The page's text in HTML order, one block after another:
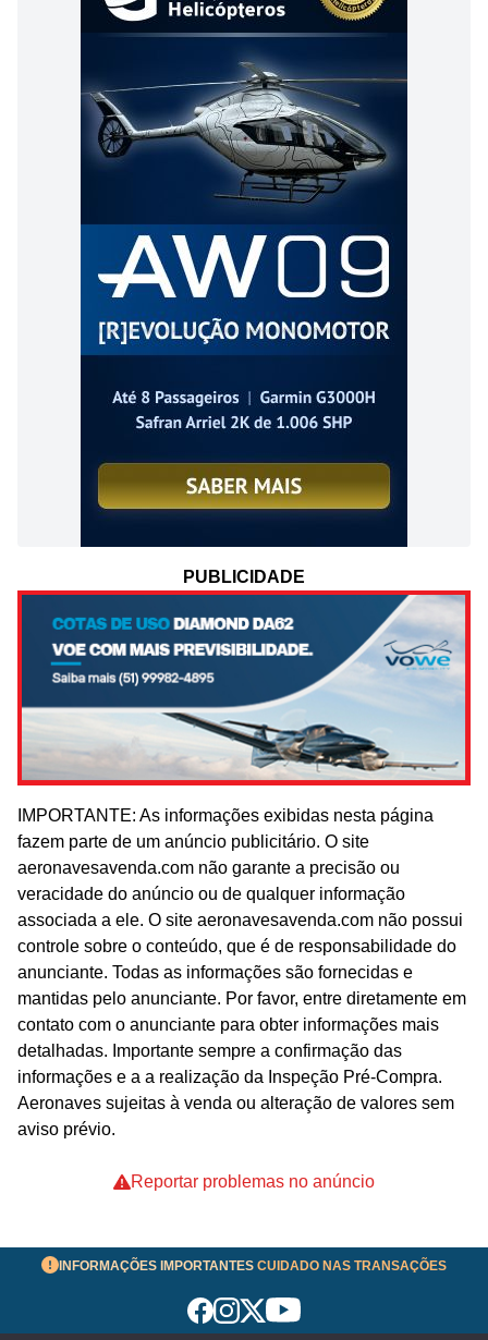
PUBLICIDADE
IMPORTANTE: As informações exibidas nesta página
fazem parte de um anúncio publicitário. O site
aeronavesavenda.com não garante a precisão ou
veracidade do anúncio ou de qualquer informação
associada a ele. O site aeronavesavenda.com não possui
controle sobre o conteúdo, que é de responsabilidade do
anunciante. Todas as informações são fornecidas e
mantidas pelo anunciante. Por favor, entre diretamente em
contato com o anunciante para obter informações mais
detalhadas. Importante sempre a confirmação das
informações e a a realização da Inspeção Pré-Compra.
Aeronaves sujeitas à venda ou alteração de valores sem
aviso prévio.
Reportar problemas no anúncio
INFORMAÇÕES IMPORTANTES CUIDADO NAS TRANSAÇÕES